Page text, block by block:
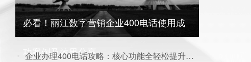
必看！丽江数字营销企业400电话使用成
功案例及效果分享
企业办理400电话攻略：核心功能全轻松提升服务水平